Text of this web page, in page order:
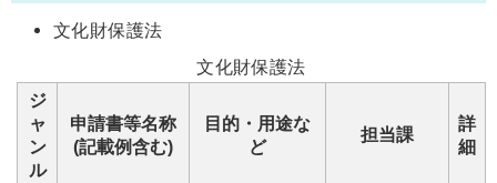
文化財保護法
文化財保護法
ジ
ャ
ン
ル
申請書等名称
(記載例含む)
目的・用途な
ど
担当課
詳
細